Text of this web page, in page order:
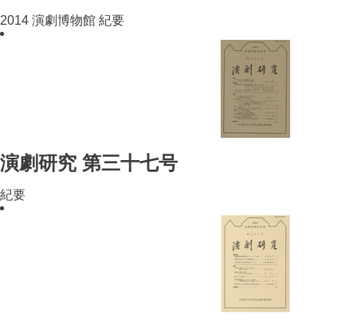
2014 演劇博物館 紀要
演劇研究 第三十七号
紀要